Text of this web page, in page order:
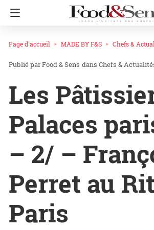
Page d'accueil MADE BY F&S Chefs &
Food & Sens dans Chefs &
Les
Palaces
– 2/ –
Perret au
Paris